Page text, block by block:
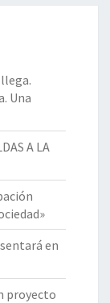
Una
A LA
en
proyecto